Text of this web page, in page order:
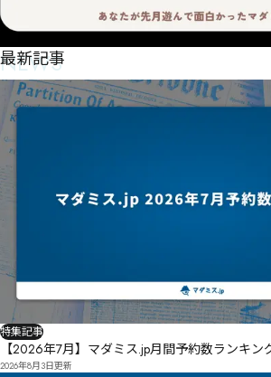
NEWS
最新記事
特集記事
【2026年7月】マダミス.jp月間予約数ランキン
2026年8月3日更新